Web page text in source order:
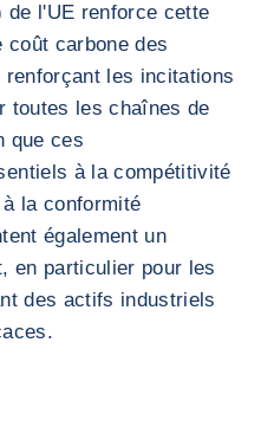
de l'UE renforce cette
coût carbone des
renforçant les incitations
toutes les chaînes de
que ces
à la compétitivité
la conformité
également un
en particulier pour les
des actifs industriels